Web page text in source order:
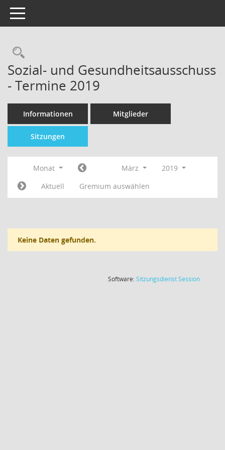
Toggle navigation
Sozial- und Gesundheitsausschuss
- Termine 2019
Informationen Mitglieder
Sitzungen
Monat März
2019
Aktuell
Gremium auswählen
Keine Daten gefunden.
Software:SitzungsdienstSession(Wird in